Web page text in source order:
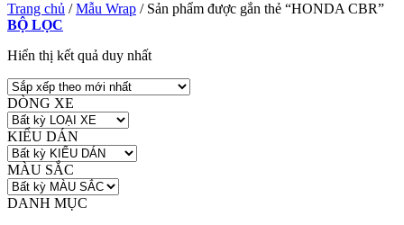
Trang chủ / Mẫu Wrap /Sản phẩm được gắn thẻ “HONDA CBR”
BỘ LỌC
Hiển thị kết quả duy nhất
DÒNG XE
KIỂU DÁN
MÀU SẮC
DANH MỤC